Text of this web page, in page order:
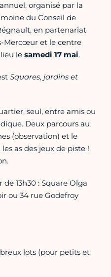
organisé par la
du Conseil de
en partenariat
Mercœur et le centre
le samedi 17 mai.
Squares, jardins et
seul, entre amis ou
Deux parcours au
(observation) et le
as des jeux de piste !
13h30 : Square Olga
ou 34 rue Godefroy
lots (pour petits et